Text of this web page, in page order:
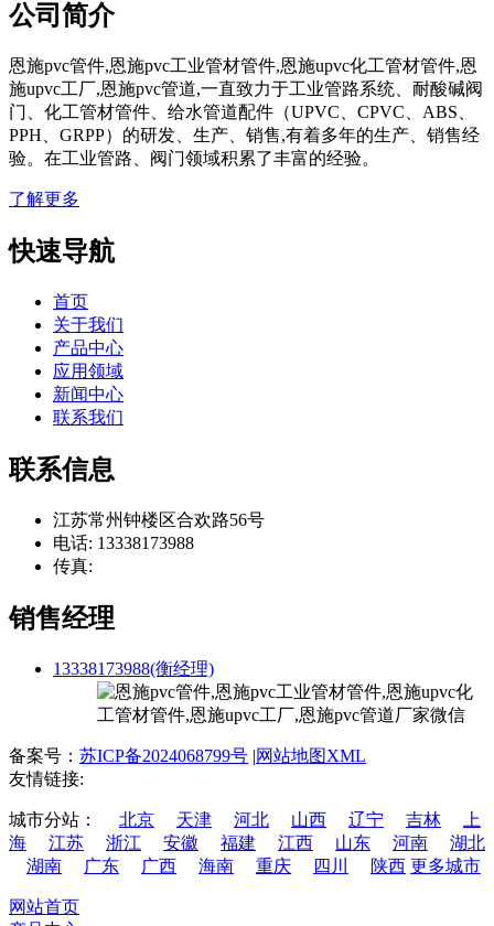
公司简介
恩施pvc管件,恩施pvc工业管材管件,恩施upvc化工管材管件,恩
施upvc工厂,恩施pvc管道,一直致力于工业管路系统、耐酸碱阀
门、化工管材管件、给水管道配件（UPVC、CPVC、ABS、
PPH、GRPP）的研发、生产、销售,有着多年的生产、销售经
验。在工业管路、阀门领域积累了丰富的经验。
了解更多
快速导航
首页
关于我们
产品中心
应用领域
新闻中心
联系我们
联系信息
江苏常州钟楼区合欢路56号
电话: 13338173988
传真:
销售经理
13338173988(衡经理)
备案号： 苏ICP备2024068799号 |网站地图XML
友情链接:
城市分站： 北京 天津 河北 山西 辽宁 吉林
上
海
江苏 浙江 安徽 福建 江西 山东 河南
湖北
湖南
广东 广西 海南 重庆 四川 陕西 更多城市
网站首页